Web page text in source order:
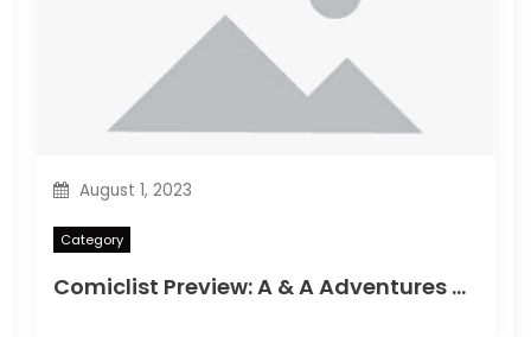
August 1, 2023
Category
Comiclist Preview: A & A Adventures of Archerin ja Armstrong#11